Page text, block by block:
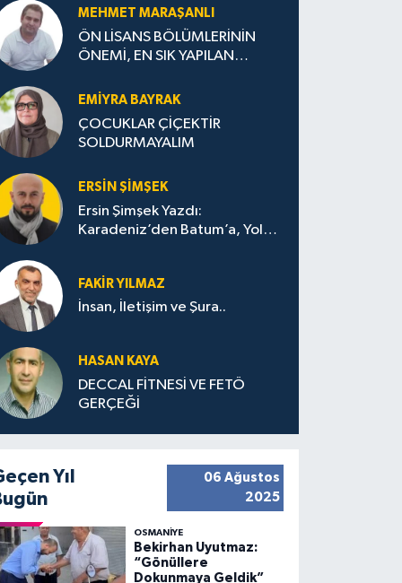
MEHMET MARAŞANLI
ÖN LİSANS BÖLÜMLERİNİN
ÖNEMİ, EN SIK YAPILAN
STRATEJİLERİ
EMIYRA BAYRAK
ÇOCUKLAR ÇİÇEKTİR
SOLDURMAYALIM
ERSIN ŞIMŞEK
Ersin Şimşek Yazdı:
Karadeniz’den Batum’a, Yolun
FAKIR YILMAZ
İnsan, İletişim ve Şura..
HASAN KAYA
DECCAL FİTNESİ VE FETÖ
GERÇEĞİ
Yıl
06 Ağustos
2025
OSMANIYE
Bekirhan Uyutmaz:
“Gönüllere
Dokunmaya Geldik”